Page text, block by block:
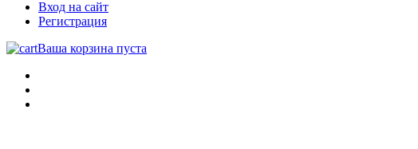
Вход на сайт
Регистрация
Ваша корзина пуста